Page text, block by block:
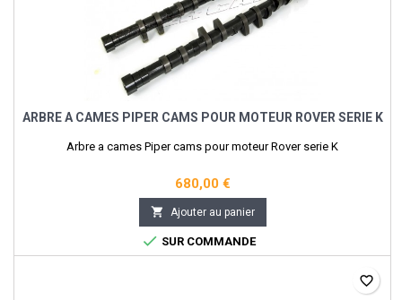
ARBRE A CAMES PIPER CAMS POUR MOTEUR ROVER SERIE K
Arbre a cames Piper cams pour moteur Rover serie K
680,00 €
 Ajouter au panier
 SUR COMMANDE
favorite_border